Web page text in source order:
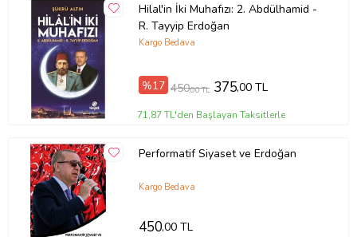
Hilal'in İki Muhafızı: 2. Abdülhamid -
R. Tayyip Erdoğan
Kargo Bedava
%17 450,00 TL 375,00 TL
71,87 TL'den Başlayan Taksitlerle
Performatif Siyaset ve Erdoğan
Kargo Bedava
450,00 TL